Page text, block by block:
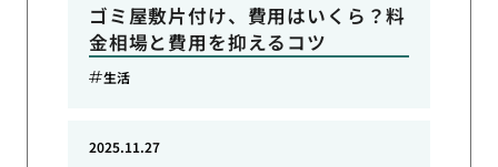
ゴミ屋敷片付け、費用はいくら？料
金相場と費用を抑えるコツ
生活
2025.11.27